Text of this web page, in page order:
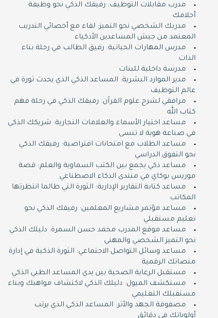
مدرب مقابلات التوظيف: رفيقك الذكي نحو وظيفة
أحلامك
مدربك الشخصي نحو التميز: لقاء مع أخصائي التدريب
المعتمد من جيش المساعدين الأذكياء
مدرس المهارات الحياتية: رفيق الطالب في رحلة بناء
الذات
مدرسة داخلية للبنات
مدير الموارد البشرية: المساعد الذكي الذي يحدث ثورة في
عالم التوظيف
مرافقي لشرح علوم القرآن: رفيقك الذكي في رحلة فهم
كتاب الله
مساعد اختيار الأسماء والعلامات التجارية: شريكك الذكي
في صناعة هوية لا تنسى
مساعد الطلاب مع امتحانات افتراضية: رفيقك الذكي
نحو التفوق الدراسي
مساعد ذكي يجمع بين الكتب السماوية والعلم: قصة
موريس بوكاي في منتدى الذكاء الاصطناعي
مساعد كتابة التقارير الإدارية: الثورة التي طالما انتظرتها
المكاتب
مساعد مؤتمر مشاريع المعلمين: رفيقك الذكي نحو
تعليم مستقبلي
مساعد موقع المدرب محمد حسن السمرة: دليلك الذكي
نحو التميز الشخصي والمهني
مساعد وسائل التواصل الاجتماعي: الثورة الذكية في إدارة
منصاتك الرقمية
مستقبل الرعاية الصحية بين يدي المساعد الطبي الذكي
مستكشف الميول: دليلك الذكي لاكتشاف مواهبك وبناء
مستقبلك التعليمي
مصفوفة الجهد والأثر: المساعد الذكي الذي يرتب
أولوياتك في دقائق